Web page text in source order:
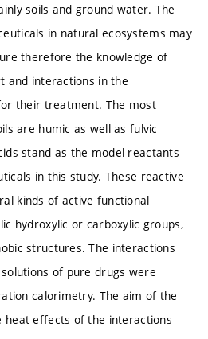
soils and ground water. The
in natural ecosystems may
therefore the knowledge of
and interactions in the
their treatment. The most
are humic as well as fulvic
stand as the model reactants
in this study. These reactive
kinds of active functional
hydroxylic or carboxylic groups,
structures. The interactions
of pure drugs were
calorimetry. The aim of the
heat effects of the interactions